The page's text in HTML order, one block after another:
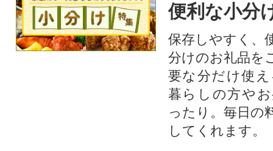
便利な小分
保存しやすく、
分けのお礼品を
要な分だけ使
暮らしの方や
ったり。毎日の
してくれます。